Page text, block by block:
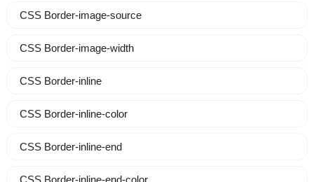
CSS Border-image-source
CSS Border-image-width
CSS Border-inline
CSS Border-inline-color
CSS Border-inline-end